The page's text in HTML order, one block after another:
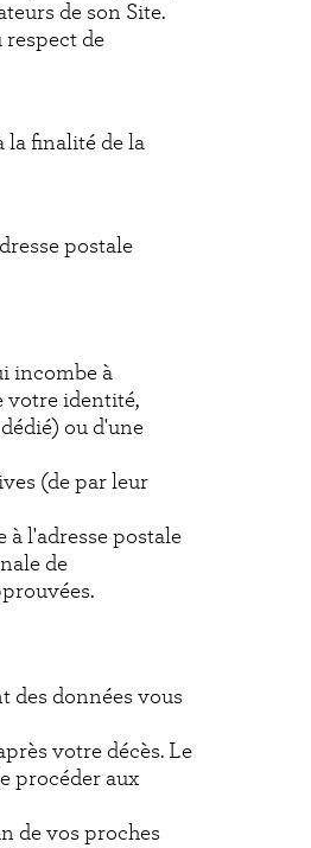
de son Site.
respect de
la finalité de la
postale
incombe à
votre identité,
ou d'une
(de par leur
à l'adresse postale
de
des données vous
votre décès. Le
procéder aux
de vos proches